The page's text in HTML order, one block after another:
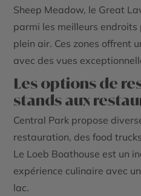
Sheep Meadow, le Great
parmi les meilleurs
plein air. Ces zones offrent
avec des vues
Les options de
stands aux
Central Park propose
restauration, des food
Le Loeb Boathouse est un
expérience culinaire avec
lac.